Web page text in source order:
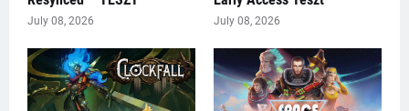
July 08, 2026 July 08, 2026